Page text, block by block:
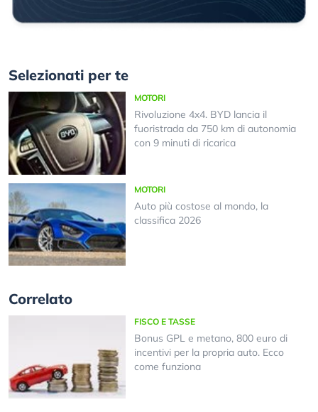
Selezionati per te
MOTORI
Rivoluzione 4x4. BYD lancia il
fuoristrada da 750 km di autonomia
con 9 minuti di ricarica
MOTORI
Auto più costose al mondo, la
classifica 2026
Correlato
FISCO E TASSE
Bonus GPL e metano, 800 euro di
incentivi per la propria auto. Ecco
come funziona